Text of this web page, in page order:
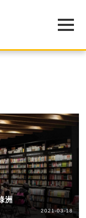
洲
2021-03-18